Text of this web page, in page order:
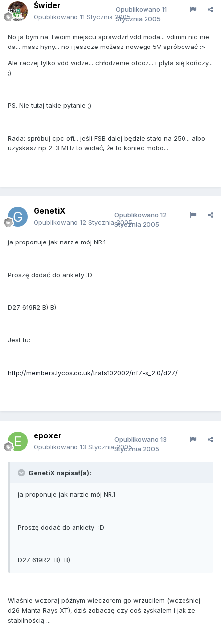
Świder
Opublikowano 11 Stycznia 2005
Opublikowano 11
Stycznia 2005
No ja bym na Twoim miejscu sprawdził vdd moda... vdimm nic nie
da... masz hyny... no i jeszcze możesz nowego 5V spróbować :>
Ale raczej tylko vdd widze... chłodzenie ofcoz... i płyta się kończy...
;)
PS. Nie tutaj takie pytanie ;)
Rada: spróbuj cpc off... jeśli FSB dalej będzie stało na 250... albo
uzyskasz np 2-3 MHz to widać, że to koniec mobo...
GenetiX
Opublikowano 12 Stycznia 2005
Opublikowano 12
Stycznia 2005
ja proponuje jak narzie mój NR.1
Proszę dodać do ankiety :D
D27 619R2 B) B)
Jest tu:
http://members.lycos.co.uk/trats102002/nf7-s_2.0/d27/
epoxer
Opublikowano 13 Stycznia 2005
Opublikowano 13
Stycznia 2005
GenetiX napisał(a):
ja proponuje jak narzie mój NR.1
Proszę dodać do ankiety :D
D27 619R2 B) B)
Wlaśnie wczoraj późnym wieczorem go wrzucilem (wcześniej
d26 Manta Rays XT), dziś zobaczę czy coś zyskalem i jak ze
stabilnością ...